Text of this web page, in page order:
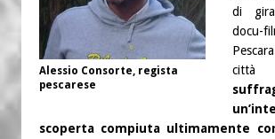
Alessio Consorte, regista
pescarese
di
docu-
città
scoperta compiuta ultimamente